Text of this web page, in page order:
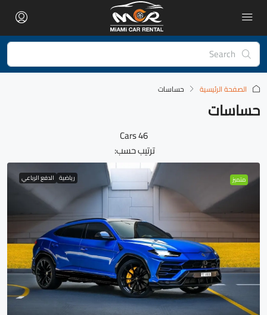
الصفحة الرئيسية حساسات
حساسات
46 Cars
ترتيب حسب:
متميز رياضية الدفع الرباعي